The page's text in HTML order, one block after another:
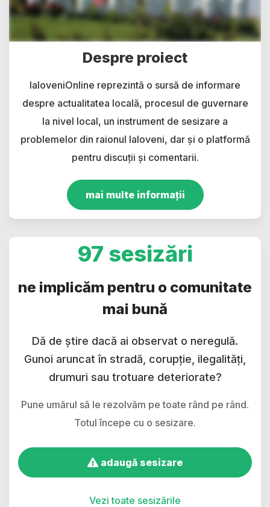
Despre proiect
IaloveniOnline reprezintă o sursă de informare
despre actualitatea locală, procesul de guvernare
la nivel local, un instrument de sesizare a
problemelor din raionul Ialoveni, dar și o platformă
pentru discuții și comentarii.
mai multe informații
97 sesizări
ne implicăm pentru o comunitate
mai bună
Dă de știre dacă ai observat o neregulă.
Gunoi aruncat în stradă, corupție, ilegalități,
drumuri sau trotuare deteriorate?
Pune umărul să le rezolvăm pe toate rând pe rând.
Totul începe cu o sesizare.
adaugă sesizare
Vezi toate sesizările